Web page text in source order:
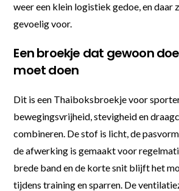
weer een klein logistiek gedoe, en daar
gevoelig voor.
Een broekje dat gewoon
moet doen
Dit is een Thaiboksbroekje voor
bewegingsvrijheid, stevigheid en
combineren. De stof is licht, de
de afwerking is gemaakt voor
brede band en de korte snit blijft het
tijdens training en sparren. De